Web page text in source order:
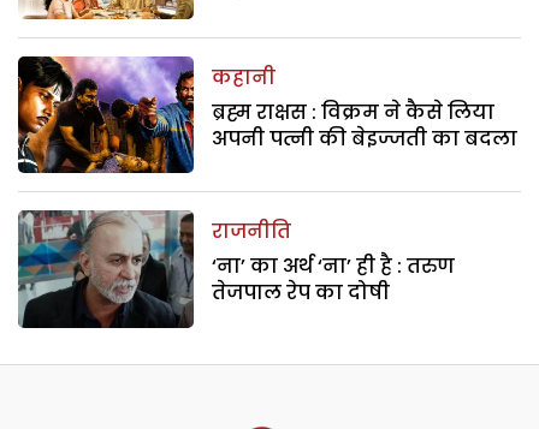
कहानी
ब्रह्म राक्षस : विक्रम ने कैसे लिया
अपनी पत्नी की बेइज्जती का बदला
राजनीति
‘ना’ का अर्थ ‘ना’ ही है : तरुण
तेजपाल रेप का दोषी